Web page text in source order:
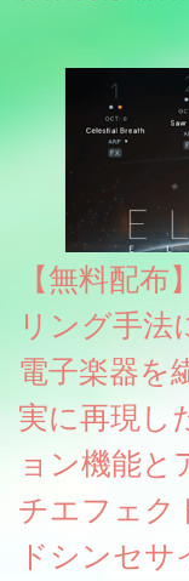
【無料配
リング手
電子楽器を
実に再現し
ョン機能
チエフェク
ドシンセサ